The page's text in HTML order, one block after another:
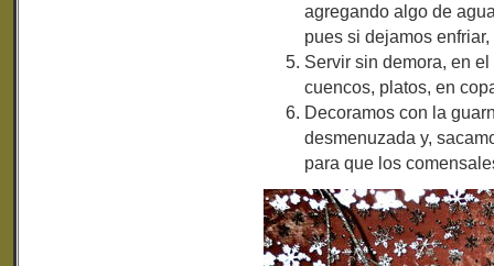
agregando algo de
pues si dejamos
Servir sin demora, en
cuencos, platos, en
Decoramos con la
desmenuzada y,
para que los